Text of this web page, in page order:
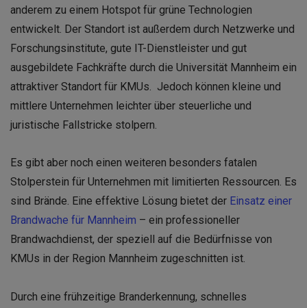
anderem zu einem Hotspot für grüne Technologien
entwickelt. Der Standort ist außerdem durch Netzwerke und
Forschungsinstitute, gute IT-Dienstleister und gut
ausgebildete Fachkräfte durch die Universität Mannheim ein
attraktiver Standort für KMUs. Jedoch können kleine und
mittlere Unternehmen leichter über steuerliche und
juristische Fallstricke stolpern.
Es gibt aber noch einen weiteren besonders fatalen
Stolperstein für Unternehmen mit limitierten Ressourcen. Es
sind Brände. Eine effektive Lösung bietet der Einsatz einer
Brandwache für Mannheim – ein professioneller
Brandwachdienst, der speziell auf die Bedürfnisse von
KMUs in der Region Mannheim zugeschnitten ist.
Durch eine frühzeitige Branderkennung, schnelles